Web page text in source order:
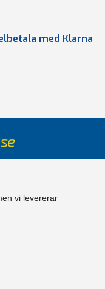
med Klarna
vi levererar